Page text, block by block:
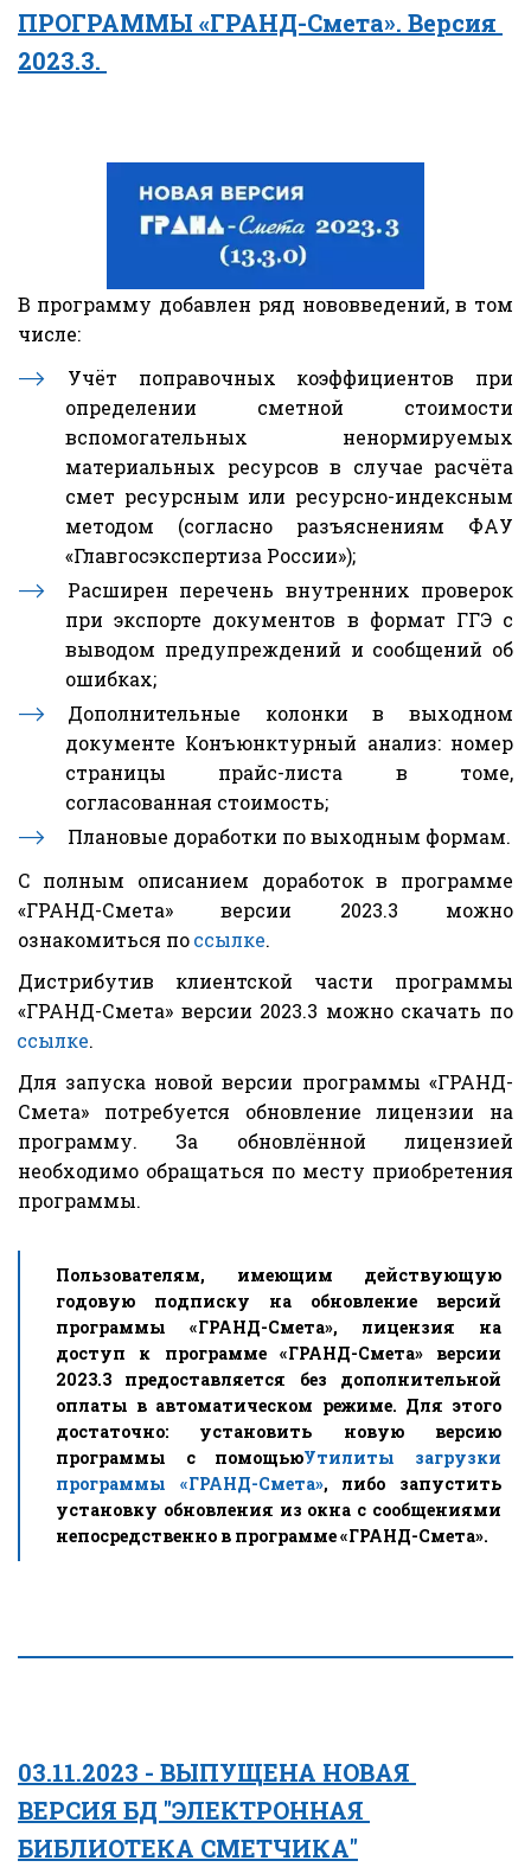
ПРОГРАММЫ «ГРАНД-Смета». Версия
2023.3.
В программу добавлен ряд нововведений, в том
числе:
Учёт поправочных коэффициентов при
определении сметной стоимости
вспомогательных ненормируемых
материальных ресурсов в случае расчёта
смет ресурсным или ресурсно-индексным
методом (согласно разъяснениям ФАУ
«Главгосэкспертиза России»);
Расширен перечень внутренних проверок
при экспорте документов в формат ГГЭ с
выводом предупреждений и сообщений об
ошибках;
Дополнительные колонки в выходном
документе Конъюнктурный анализ: номер
страницы прайс-листа в томе,
согласованная стоимость;
Плановые доработки по выходным формам.
С полным описанием доработок в программе
«ГРАНД-Смета» версии 2023.3 можно
ознакомиться поссылке.
Дистрибутив клиентской части программы
«ГРАНД-Смета» версии 2023.3 можно скачать по
ссылке.
Для запуска новой версии программы «ГРАНД-
Смета» потребуется обновление лицензии на
программу. За обновлённой лицензией
необходимо обращаться по месту приобретения
программы.
Пользователям, имеющим действующую
годовую подписку на обновление версий
программы «ГРАНД-Смета», лицензия на
доступ к программе «ГРАНД-Смета» версии
2023.3 предоставляется без дополнительной
оплаты в автоматическом режиме. Для этого
достаточно: установить новую версию
программы с помощьюУтилиты загрузки
программы «ГРАНД-Смета», либо запустить
установку обновления из окна с сообщениями
непосредственно в программе «ГРАНД-Смета».
03.11.2023 - ВЫПУЩЕНА НОВАЯ
ВЕРСИЯ БД "ЭЛЕКТРОННАЯ
БИБЛИОТЕКА СМЕТЧИКА"